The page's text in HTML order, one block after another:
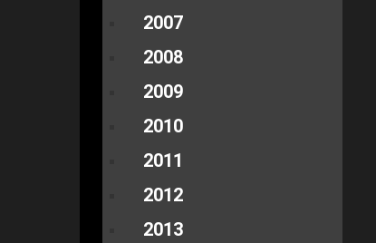
2007
2008
2009
2010
2011
2012
2013